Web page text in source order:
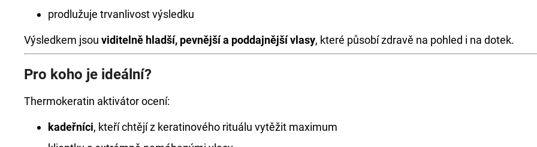
prodlužuje trvanlivost výsledku
Výsledkem jsou viditelně hladší, pevnější a poddajnější vlasy, které působí zdravě na pohled i na dotek.
Pro koho je ideální?
Thermokeratin aktivátor ocení:
kadeřníci, kteří chtějí z keratinového rituálu vytěžit maximum